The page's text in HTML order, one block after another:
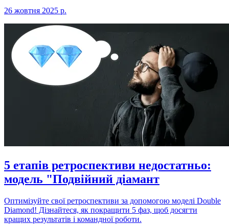
26 жовтня 2025 р.
5 етапів ретроспективи недостатньо:
модель "Подвійний діамант
Оптимізуйте свої ретроспективи за допомогою моделі Double
Diamond! Дізнайтеся, як покращити 5 фаз, щоб досягти
кращих результатів і командної роботи.